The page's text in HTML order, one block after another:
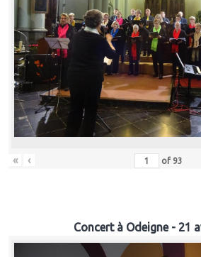
« ‹ of 93
Concert à Odeigne - 21